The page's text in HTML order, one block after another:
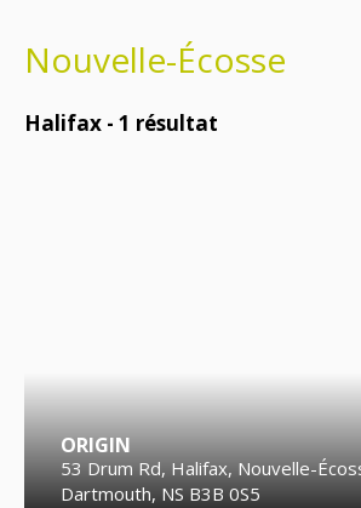
Nouvelle-Écosse
Halifax - 1 résultat
ORIGIN
53 Drum Rd, Halifax, Nouvelle-
Dartmouth, NS B3B 0S5